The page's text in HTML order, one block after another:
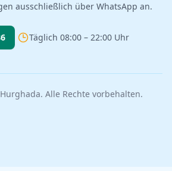
ausschließlich über WhatsApp an.
Täglich 08:00 – 22:00 Uhr
Alle Rechte vorbehalten.